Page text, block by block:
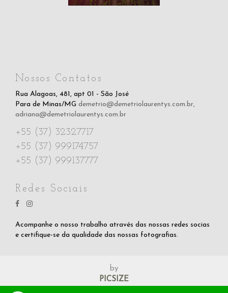
Nossos Contatos
Rua Alagoas, 481, apt 01 - São José
Para de Minas/MG demetrio@demetriolaurentys.com.br,
adriana@demetriolaurentys.com.br
+55 (37) 32327717
+55 (37) 999174757
+55 (37) 999137777
Redes Sociais
Acompanhe o nosso trabalho através das nossas redes socias
e certifique-se da qualidade das nossas fotografias.
by
PICSIZE